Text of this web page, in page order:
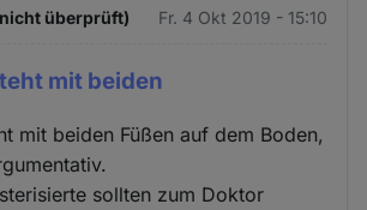
überprüft) Fr. 4 Okt 2019 - 15:10
mit beiden
mit beiden Füßen auf dem Boden,
sollten zum Doktor